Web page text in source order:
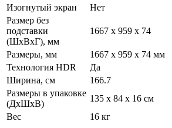
Изогнутый экран
Нет
Размер без
подставки
(ШxВxГ), мм
1667 x 959 x 74
Размеры, мм
1667 x 959 x 74 мм
Технология HDR
Да
Ширина, см
166.7
Размеры в упаковке
(ДхШхВ)
135 x 84 x 16 см
Вес
16 кг